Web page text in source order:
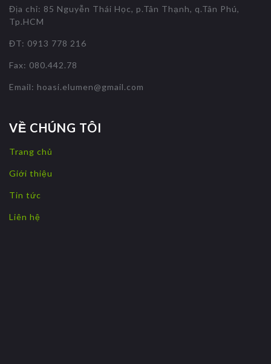
Địa chỉ: 85 Nguyễn Thái Học, p.Tân Thạnh, q.Tân Phú,
Tp.HCM
ĐT: 0913 778 216
Fax: 080.442.78
Email: hoasi.elumen@gmail.com
VỀ CHÚNG TÔI
Trang chủ
Giới thiệu
Tin tức
Liên hệ